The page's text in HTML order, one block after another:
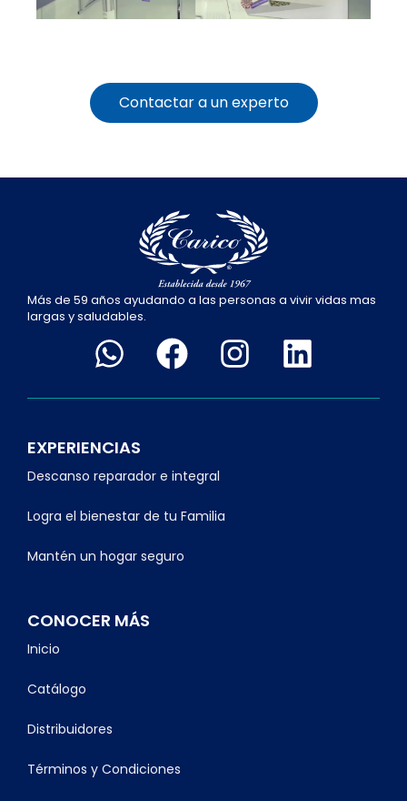
Contactar a un experto
Más de 59 años ayudando a las personas a vivir vidas mas
largas y saludables.
EXPERIENCIAS
Descanso reparador e integral
Logra el bienestar de tu Familia
Mantén un hogar seguro
CONOCER MÁS
Inicio
Catálogo
Distribuidores
Términos y Condiciones